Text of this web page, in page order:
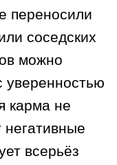
переносили
соседских
можно
карма не
всерьёз